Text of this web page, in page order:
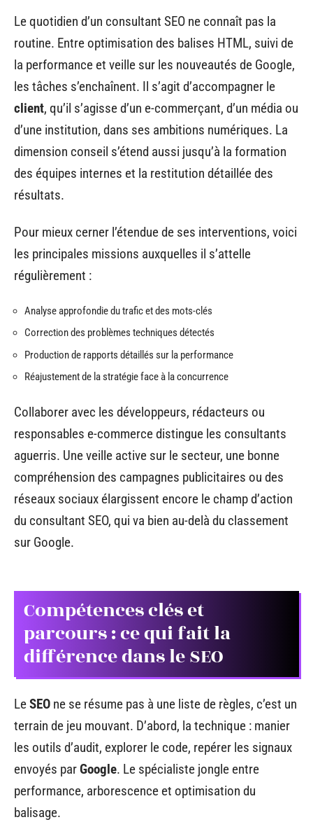
Le quotidien d’un consultant SEO ne connaît pas la
routine. Entre optimisation des balises HTML, suivi de
la performance et veille sur les nouveautés de Google,
les tâches s’enchaînent. Il s’agit d’accompagner le
client, qu’il s’agisse d’un e-commerçant, d’un média ou
d’une institution, dans ses ambitions numériques. La
dimension conseil s’étend aussi jusqu’à la formation
des équipes internes et la restitution détaillée des
résultats.
Pour mieux cerner l’étendue de ses interventions, voici
les principales missions auxquelles il s’attelle
régulièrement :
Analyse approfondie du trafic et des mots-clés
Correction des problèmes techniques détectés
Production de rapports détaillés sur la performance
Réajustement de la stratégie face à la concurrence
Collaborer avec les développeurs, rédacteurs ou
responsables e-commerce distingue les consultants
aguerris. Une veille active sur le secteur, une bonne
compréhension des campagnes publicitaires ou des
réseaux sociaux élargissent encore le champ d’action
du consultant SEO, qui va bien au-delà du classement
sur Google.
Compétences clés et
parcours : ce qui fait la
différence dans le SEO
LeSEO ne se résume pas à une liste de règles, c’est un
terrain de jeu mouvant. D’abord, la technique : manier
les outils d’audit, explorer le code, repérer les signaux
envoyés parGoogle. Le spécialiste jongle entre
performance, arborescence et optimisation du
balisage.